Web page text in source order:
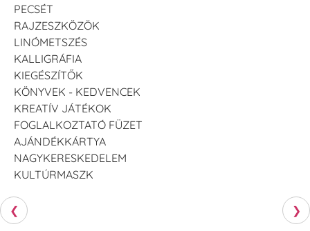
PECSÉT
RAJZESZKÖZÖK
LINÓMETSZÉS
KALLIGRÁFIA
KIEGÉSZÍTŐK
KÖNYVEK - KEDVENCEK
KREATÍV JÁTÉKOK
FOGLALKOZTATÓ FÜZET
AJÁNDÉKKÁRTYA
NAGYKERESKEDELEM
KULTÚRMASZK
❮ ❯